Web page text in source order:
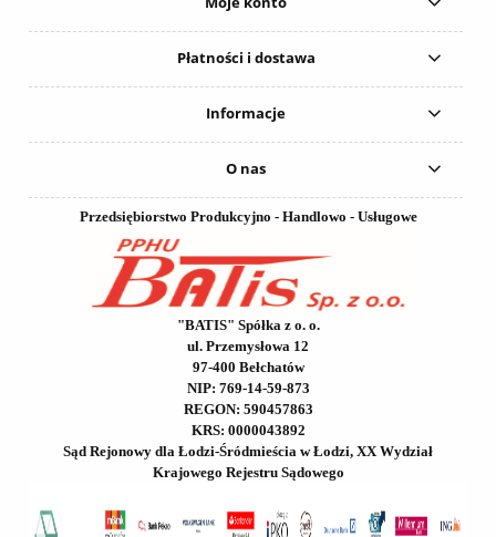
Płatności i dostawa
Informacje
O nas
Przedsiębiorstwo Produkcyjno - Handlowo - Usługowe
"BATIS" Spółka z o. o.
ul. Przemysłowa 12
97-400 Bełchatów
NIP: 769-14-59-873
REGON: 590457863
KRS: 0000043892
Sąd Rejonowy dla Łodzi-Śródmieścia w Łodzi, XX Wydział
Krajowego Rejestru Sądowego